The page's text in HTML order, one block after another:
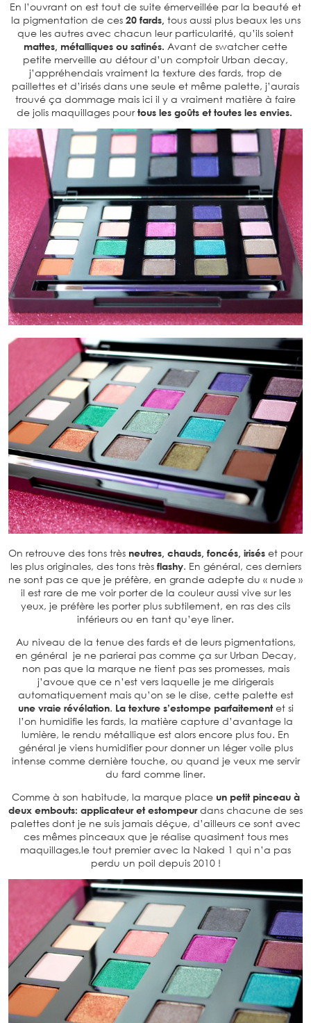
En l’ouvrant on est tout de suite émerveillée par la beauté et
la pigmentation de ces 20 fards, tous aussi plus beaux les uns
que les autres avec chacun leur particularité, qu’ils soient
mattes, métalliques ou satinés. Avant de swatcher cette
petite merveille au détour d’un comptoir Urban decay,
j’appréhendais vraiment la texture des fards, trop de
paillettes et d’irisés dans une seule et même palette, j’aurais
trouvé ça dommage mais ici il y a vraiment matière à faire
de jolis maquillages pourtous les goûts et toutes les envies.
On retrouve des tons très neutres, chauds, foncés, irisés et pour
les plus originales, des tons très flashy. En général, ces derniers
ne sont pas ce que je préfère, en grande adepte du « nude »
il est rare de me voir porter de la couleur aussi vive sur les
yeux, je préfère les porter plus subtilement, en ras des cils
inférieurs ou en tant qu’eye liner.
Au niveau de la tenue des fards et de leurs pigmentations,
en général je ne parierai pas comme ça sur Urban Decay,
non pas que la marque ne tient pas ses promesses, mais
j’avoue que ce n’est vers laquelle je me dirigerais
automatiquement mais qu’on se le dise, cette palette est
une vraie révélation. La texture s’estompe parfaitementet si
l’on humidifie les fards, la matière capture d’avantage la
lumière, le rendu métallique est alors encore plus fou. En
général je viens humidifier pour donner un léger voile plus
intense comme dernière touche, ou quand je veux me servir
du fard comme liner.
Comme à son habitude, la marque place un petit pinceau à
deux embouts: applicateur et estompeurdans chacune de ses
palettes dont je ne suis jamais déçue, d’ailleurs ce sont avec
ces mêmes pinceaux que je réalise quasiment tous mes
maquillages,le tout premier avec la Naked 1 qui n’a pas
perdu un poil depuis 2010 !